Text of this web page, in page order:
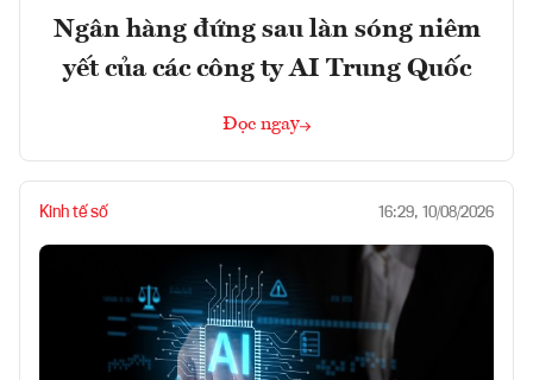
Ngân hàng đứng sau làn sóng niêm
yết của các công ty AI Trung Quốc
Đọc ngay
Kinh tế số 16:29, 10/08/2026